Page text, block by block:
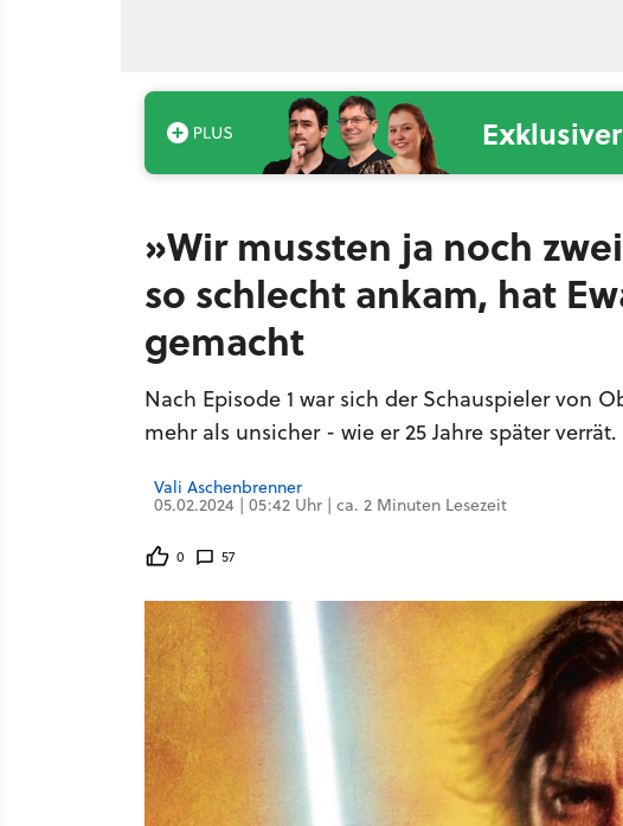
»Wir mussten ja noch
so schlecht ankam, hat
gemacht
Nach Episode 1 war sich der Schauspieler von
mehr als unsicher - wie er 25 Jahre später verrät.
Vali Aschenbrenner
05.02.2024 | 05:42 Uhr | ca. 2 Minuten Lesezeit
0 57